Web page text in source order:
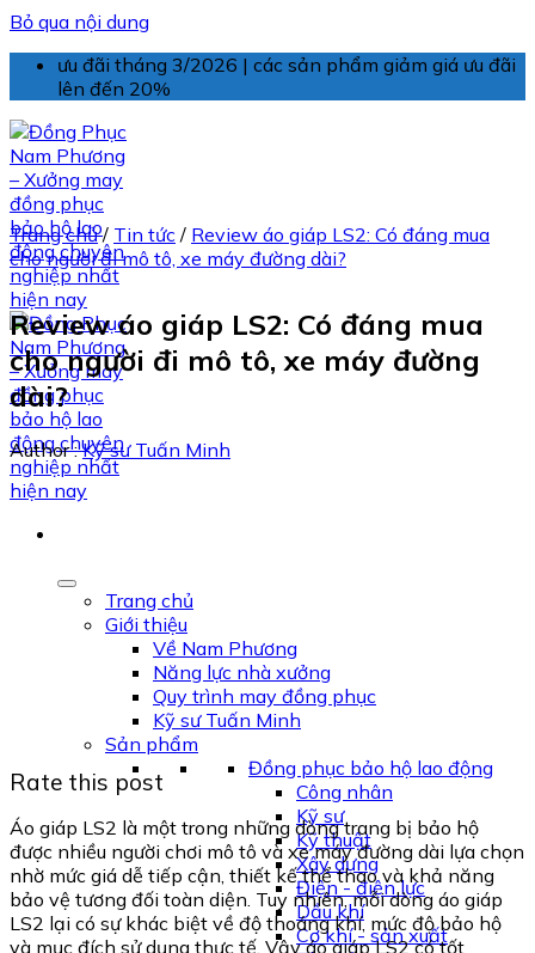
Bỏ qua nội dung
ưu đãi tháng 3/2026 | các sản phẩm giảm giá ưu đãi
lên đến 20%
Trang chủ
Giới thiệu
Về Nam Phương
Năng lực nhà xưởng
Quy trình may đồng phục
Kỹ sư Tuấn Minh
Sản phẩm
Đồng phục bảo hộ lao động
Công nhân
Kỹ sư
Kỹ thuật
Xây dựng
Điện - điện lực
Dầu khí
Cơ khí - sản xuất
Trang chủ/ Tin tức / Review áo giáp LS2: Có đáng mua
cho người đi mô tô, xe máy đường dài?
Review áo giáp LS2: Có đáng mua
cho người đi mô tô, xe máy đường
dài?
Author :Kỹ sư Tuấn Minh
Rate this post
Áo giáp LS2 là một trong những dòng trang bị bảo hộ
được nhiều người chơi mô tô và xe máy đường dài lựa chọn
nhờ mức giá dễ tiếp cận, thiết kế thể thao và khả năng
bảo vệ tương đối toàn diện. Tuy nhiên, mỗi dòng áo giáp
LS2 lại có sự khác biệt về độ thoáng khí, mức độ bảo hộ
và mục đích sử dụng thực tế. Vậy áo giáp LS2 có tốt